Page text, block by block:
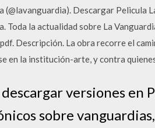
(@lavanguardia). Descargar Pelicula
Toda la actualidad sobre La
Descripción. La obra recorre el
en la institución-arte, y contra
versiones en
sobre